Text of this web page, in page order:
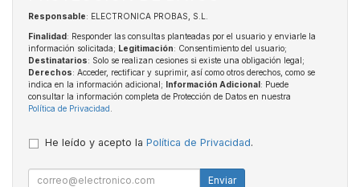
Responsable: ELECTRONICA PROBAS, S.L.
Finalidad: Responder las consultas planteadas por el usuario y enviarle la
información solicitada; Legitimación: Consentimiento del usuario;
Destinatarios: Solo se realizan cesiones si existe una obligación legal;
Derechos: Acceder, rectificar y suprimir, así como otros derechos, como se
indica en la información adicional; Información Adicional: Puede
consultar la información completa de Protección de Datos en nuestra
Política de Privacidad
He leído y acepto la Política de Privacidad.
Enviar